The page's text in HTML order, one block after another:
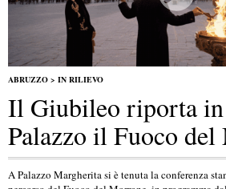
ABRUZZO > IN RILIEVO
Il Giubileo riporta in
Palazzo il Fuoco
A Palazzo Margherita si è tenuta la conferenza